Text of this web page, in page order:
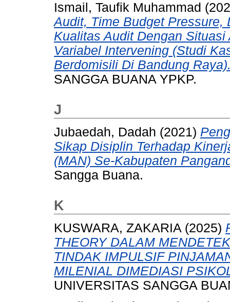
Ismail, Taufik Muhammad
Audit, Time Budget Pressure,
Kualitas Audit Dengan
Variabel Intervening (Studi
Berdomisili Di Bandung
SANGGA BUANA YPKP.
J
Jubaedah, Dadah (2021)
Sikap Disiplin Terhadap
(MAN) Se-Kabupaten
Sangga Buana.
K
KUSWARA, ZAKARIA (2025)
THEORY DALAM
TINDAK IMPULSIF
MILENIAL DIMEDIASI
UNIVERSITAS SANGGA